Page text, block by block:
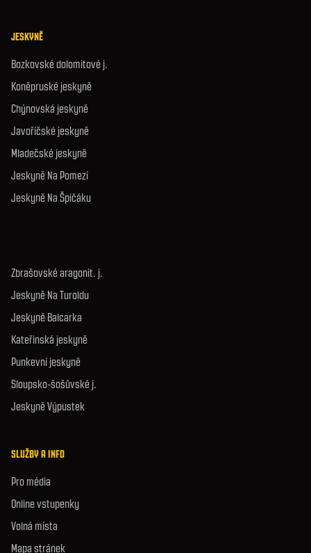
JESKYNĚ
Bozkovské dolomitové j.
Koněpruské jeskyně
Chýnovská jeskyně
Javoříčské jeskyně
Mladečské jeskyně
Jeskyně Na Pomezí
Jeskyně Na Špičáku
Zbrašovské aragonit. j.
Jeskyně Na Turoldu
Jeskyně Balcarka
Kateřinská jeskyně
Punkevní jeskyně
Sloupsko-šošůvské j.
Jeskyně Výpustek
SLUŽBY A INFO
Pro média
Online vstupenky
Volná místa
Mapa stránek